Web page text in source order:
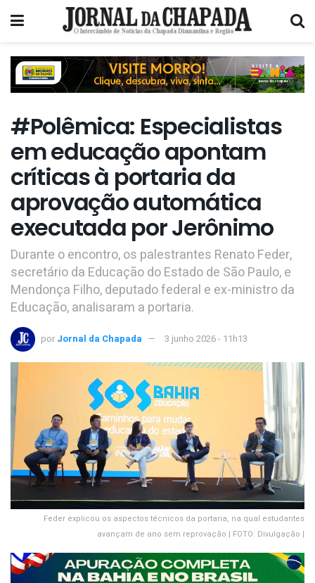
#Polêmica: Especialistas
em educação apontam
críticas à portaria da
aprovação automática
executada por Jerônimo
Durante o encontro, os palestrantes Renato Feder,
secretário da Educação do Estado de São Paulo, e
Mendonça Filho, deputado federal e ex-ministro da
Educação, analisaram a portaria.
por Jornal da Chapada 3 junho 2026 - 11h13
Feder explicou os aspectos técnicos da portaria, na qual estudantes
avançam de ano sem reprovação | FOTO: Divulgação |